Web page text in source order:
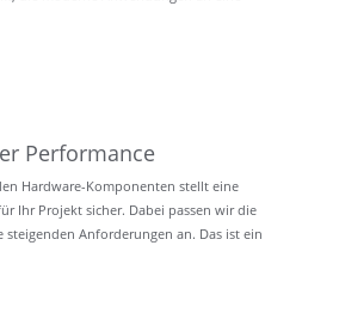
Performance
Hardware-Komponenten stellt eine
Ihr Projekt sicher. Dabei passen wir die
steigenden Anforderungen an. Das ist ein